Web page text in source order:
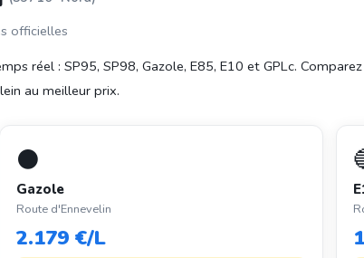
officielles
réel : SP95, SP98, Gazole, E85, E10 et GPLc.
au meilleur prix.
⚫
Gazole
Route d'Ennevelin
2.179 €/L